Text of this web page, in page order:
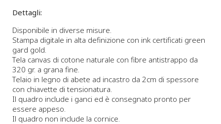
Dettagli:
Disponibile in diverse misure.
Stampa digitale in alta definizione con ink certificati green
gard gold.
Tela canvas di cotone naturale con fibre antistrappo da
320 gr. a grana fine.
Telaio in legno di abete ad incastro da 2cm di spessore
con chiavette di tensionatura.
Il quadro include i ganci ed è consegnato pronto per
essere appeso.
Il quadro non include la cornice.